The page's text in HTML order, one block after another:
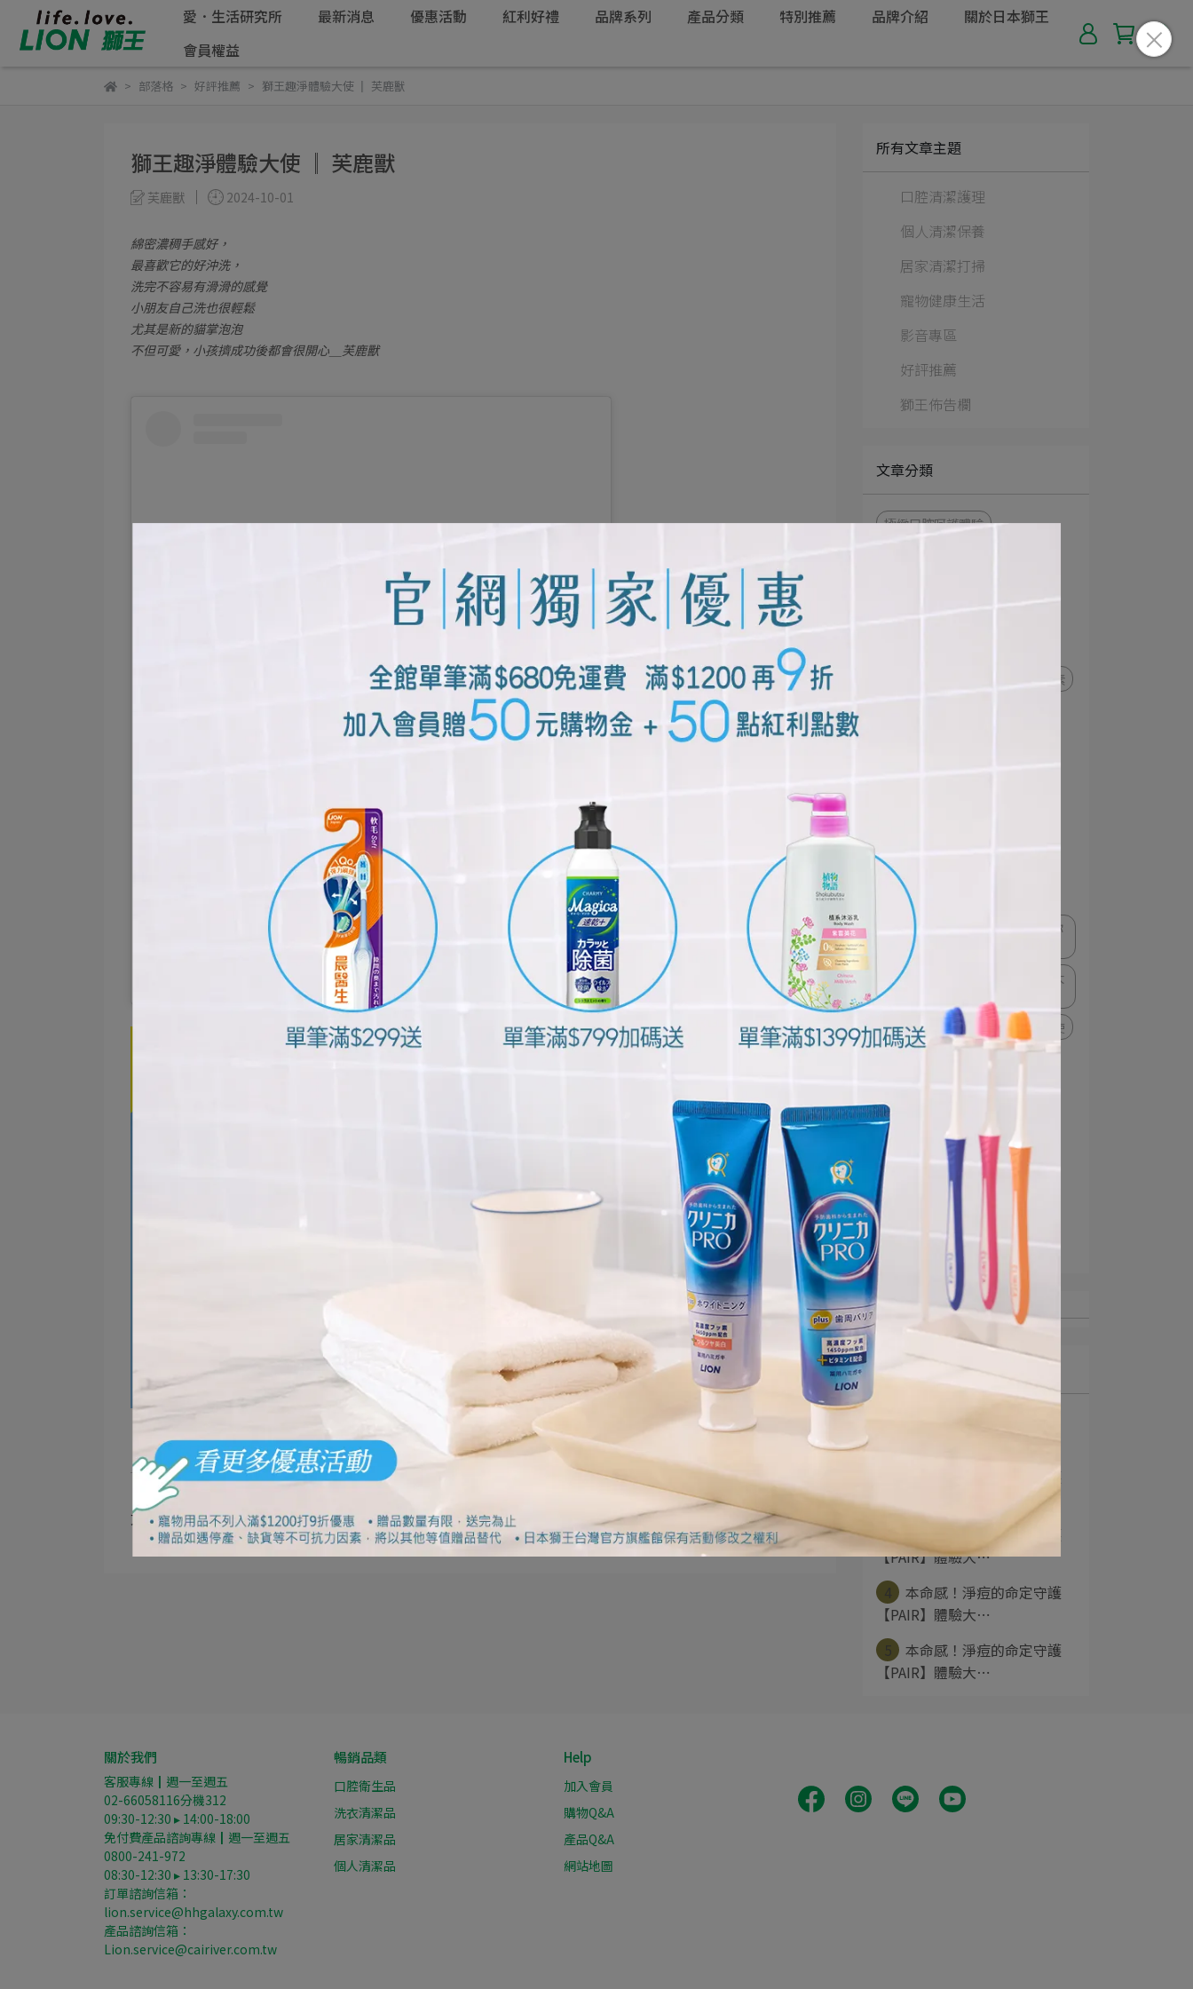
愛．生活研究所 最新消息 優惠活動 紅利好禮 品牌系列 產品分類 特別推薦 品牌介紹
關於日本獅王
會員權益
部落格 好評推薦 獅王趣淨體驗大使 ║ 芙鹿獸
獅王趣淨體驗大使 ║ 芙鹿獸
芙鹿獸 2024-10-01
綿密濃稠手感好，
最喜歡它的好沖洗，
洗完不容易有滑滑的感覺
小朋友自己洗也很輕鬆
尤其是新的貓掌泡泡
不但可愛，小孩擠成功後都會很開心＿芙鹿獸
芙鹿獸×親子吃貨養成日記（@fudeerbeast）分享的貼文
文章分類 獅王趣淨超萌貓掌泡泡壓頭陪你養成洗手好習慣
所有文章主題
口腔清潔護理
個人清潔保養
居家清潔打掃
寵物健康生活
影音專區
好評推薦
獅王佈告欄
文章分類
極緻口腔呵護體驗
日本先進萃取酵素
奈米樂
PAIR試用大隊
獅王趣淨超萌貓掌泡泡壓頭陪你
固齒佳PRO極淨舒齦牙刷體驗大
Charmy Magica洗潔精體驗大使
#給敏弱肌的療癒洗手時光
肌膚的療癒日常
植物物語體驗大使
#自信開口打開心關係
淨痘的命定守護
最新文章
本命感！淨痘的命定守護
3
本命感！淨痘的命定守護
【PAIR】體驗大⋯
本命感！淨痘的命定守護
【PAIR】體驗大⋯
本命感！淨痘的命定守護
【PAIR】體驗大⋯
關於我們
客服專線┃週一至週五
02-66058116分機312
09:30-12:30 ▸ 14:00-18:00
免付費產品諮詢專線┃週一至週五
0800-241-972
08:30-12:30 ▸ 13:30-17:30
訂單諮詢信箱：
lion.service@hhgalaxy.com.tw
產品諮詢信箱：
Lion.service@cairiver.com.tw
暢銷品類
口腔衛生品
洗衣清潔品
居家清潔品
個人清潔品
Help
加入會員
購物Q&A
產品Q&A
網站地圖